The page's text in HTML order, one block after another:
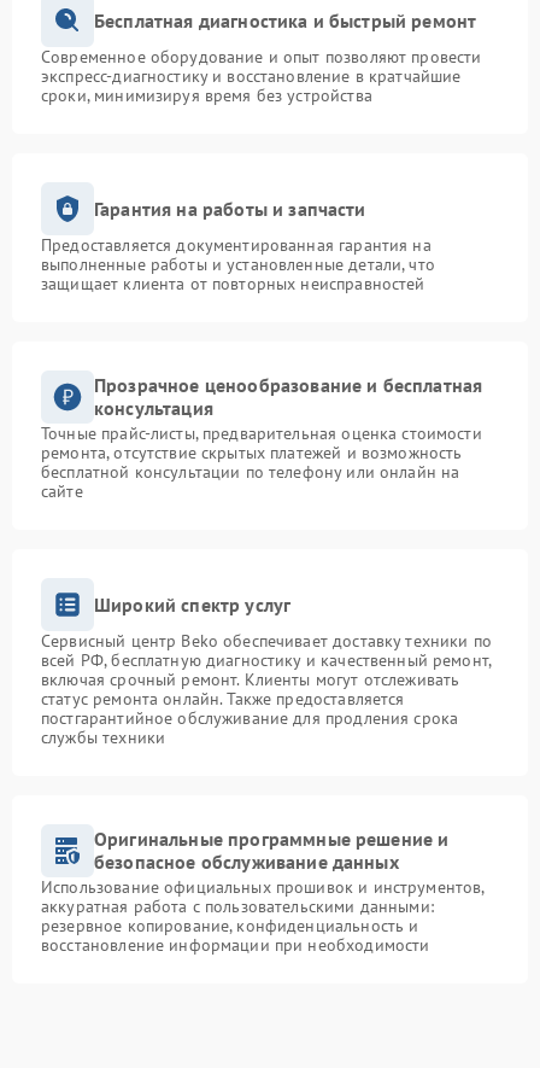
Бесплатная диагностика и быстрый ремонт
Современное оборудование и опыт позволяют провести
экспресс-диагностику и восстановление в кратчайшие
сроки, минимизируя время без устройства
Гарантия на работы и запчасти
Предоставляется документированная гарантия на
выполненные работы и установленные детали, что
защищает клиента от повторных неисправностей
Прозрачное ценообразование и бесплатная
консультация
Точные прайс-листы, предварительная оценка стоимости
ремонта, отсутствие скрытых платежей и возможность
бесплатной консультации по телефону или онлайн на
сайте
Широкий спектр услуг
Сервисный центр Beko обеспечивает доставку техники по
всей РФ, бесплатную диагностику и качественный ремонт,
включая срочный ремонт. Клиенты могут отслеживать
статус ремонта онлайн. Также предоставляется
постгарантийное обслуживание для продления срока
службы техники
Оригинальные программные решение и
безопасное обслуживание данных
Использование официальных прошивок и инструментов,
аккуратная работа с пользовательскими данными:
резервное копирование, конфиденциальность и
восстановление информации при необходимости